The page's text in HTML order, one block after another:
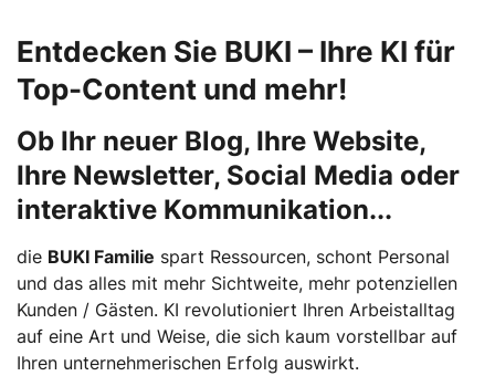
Entdecken Sie BUKI – Ihre KI für
Top-Content und mehr!
Ob Ihr neuer Blog, Ihre Website,
Ihre Newsletter, Social Media oder
interaktive Kommunikation...
die BUKI Familie spart Ressourcen, schont Personal
und das alles mit mehr Sichtweite, mehr potenziellen
Kunden / Gästen. KI revolutioniert Ihren Arbeistalltag
auf eine Art und Weise, die sich kaum vorstellbar auf
Ihren unternehmerischen Erfolg auswirkt.